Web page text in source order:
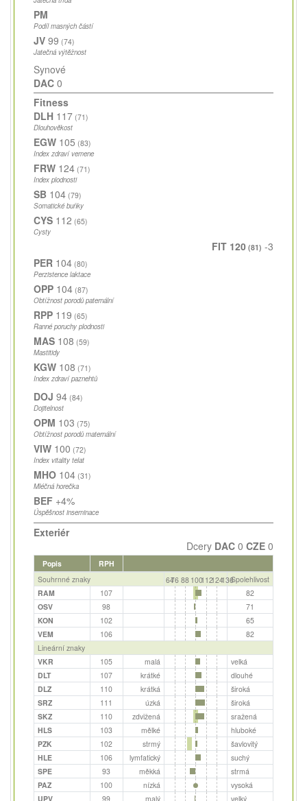
PM
Podíl masných částí
JV 99 (74)
Jatečná výtěžnost
Synové
DAC 0
Fitness
DLH 117(71)
Dlouhověkost
EGW 105 (83)
Index zdraví vemene
FRW 124(71)
Index plodnosti
SB 104(79)
Somatické buňky
CYS 112 (65)
Cysty
FIT 120 (81) -3
PER 104(80)
Perzistence laktace
OPP 104(87)
Obtížnost porodů paternální
RPP 119 (65)
Ranné poruchy plodnosti
MAS 108 (59)
Mastitidy
KGW 108 (71)
Index zdraví paznehtů
DOJ 94(84)
Dojitelnost
OPM 103 (75)
Obtížnost porodů maternální
VIW 100 (72)
Index vitality telat
MHO 104(31)
Mléčná horečka
BEF +4%
Úspěšnost inseminace
Exteriér
Dcery DAC0 CZE0
Popis
RPH
Souhrnné znaky
6476 88 100112124136Spolehlivost
RAM
107
82
OSV
98
71
KON
102
65
VEM
106
82
Lineární znaky
VKR
105 malá
velká
DLT
107 krátké
dlouhé
DLZ
110 krátká
široká
SRZ
111 úzká
široká
SKZ
110 zdvižená
sražená
HLS
103 mělké
hluboké
PZK
102 strmý
šavlovitý
HLE
106 lymfatický
suchý
SPE
93 měkká
strmá
PAZ
100 nízká
vysoká
UPV
99 malý velký